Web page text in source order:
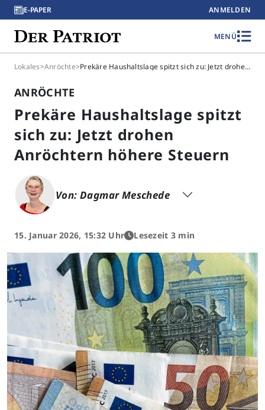
E-PAPER ANMELDEN
MENÜ
Lokales>Anröchte> Prekäre Haushaltslage spitzt sich zu: Jetzt drohen Anröchtern höhere Steuern
ANRÖCHTE
Prekäre Haushaltslage spitzt
sich zu: Jetzt drohen
Anröchtern höhere Steuern
Von: Dagmar Meschede
15. Januar 2026, 15:32 Uhr Lesezeit 3 min